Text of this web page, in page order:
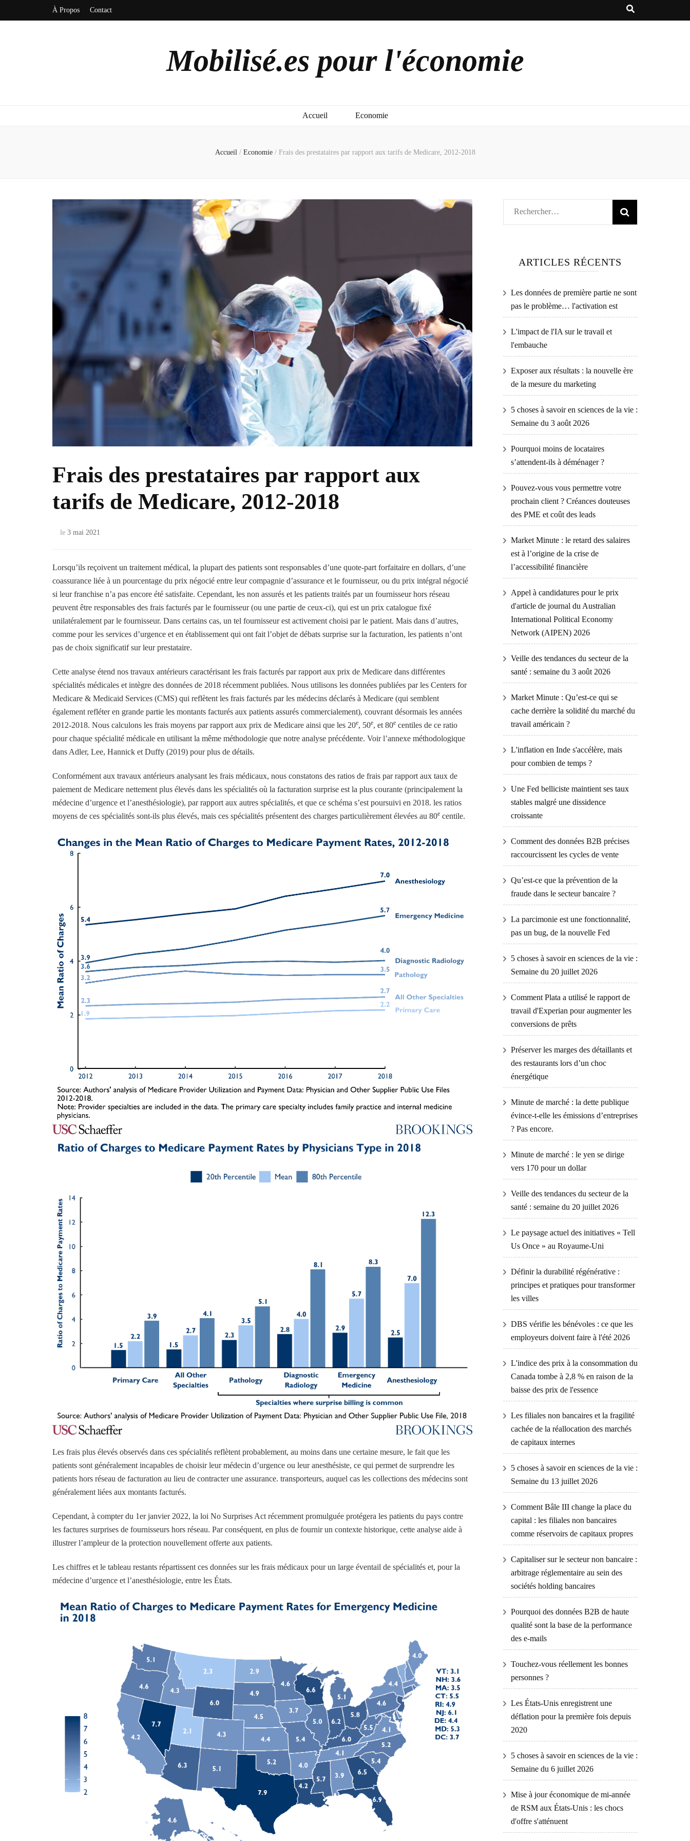
À Propos Contact
Mobilisé.es pour l'économie
Accueil Economie
Accueil / Economie / Frais des prestataires par rapport aux tarifs de Medicare, 2012-2018
Frais des prestataires par rapport aux
tarifs de Medicare, 2012-2018
le 3 mai 2021
Lorsqu’ils reçoivent un traitement médical, la plupart des patients sont responsables d’une quote-part forfaitaire en dollars, d’une
coassurance liée à un pourcentage du prix négocié entre leur compagnie d’assurance et le fournisseur, ou du prix intégral négocié
si leur franchise n’a pas encore été satisfaite. Cependant, les non assurés et les patients traités par un fournisseur hors réseau
peuvent être responsables des frais facturés par le fournisseur (ou une partie de ceux-ci), qui est un prix catalogue fixé
unilatéralement par le fournisseur. Dans certains cas, un tel fournisseur est activement choisi par le patient. Mais dans d’autres,
comme pour les services d’urgence et en établissement qui ont fait l’objet de débats surprise sur la facturation, les patients n’ont
pas de choix significatif sur leur prestataire.
Cette analyse étend nos travaux antérieurs caractérisant les frais facturés par rapport aux prix de Medicare dans différentes
spécialités médicales et intègre des données de 2018 récemment publiées. Nous utilisons les données publiées par les Centers for
Medicare & Medicaid Services (CMS) qui reflètent les frais facturés par les médecins déclarés à Medicare (qui semblent
également refléter en grande partie les montants facturés aux patients assurés commercialement), couvrant désormais les années
2012-2018. Nous calculons les frais moyens par rapport aux prix de Medicare ainsi que les 20e, 50e, et 80e centiles de ce ratio
pour chaque spécialité médicale en utilisant la même méthodologie que notre analyse précédente. Voir l’annexe méthodologique
dans Adler, Lee, Hannick et Duffy (2019) pour plus de détails.
Conformément aux travaux antérieurs analysant les frais médicaux, nous constatons des ratios de frais par rapport aux taux de
paiement de Medicare nettement plus élevés dans les spécialités où la facturation surprise est la plus courante (principalement la
médecine d’urgence et l’anesthésiologie), par rapport aux autres spécialités, et que ce schéma s’est poursuivi en 2018. les ratios
moyens de ces spécialités sont-ils plus élevés, mais ces spécialités présentent des charges particulièrement élevées au 80e centile.
Les frais plus élevés observés dans ces spécialités reflètent probablement, au moins dans une certaine mesure, le fait que les
patients sont généralement incapables de choisir leur médecin d’urgence ou leur anesthésiste, ce qui permet de surprendre les
patients hors réseau de facturation au lieu de contracter une assurance. transporteurs, auquel cas les collections des médecins sont
généralement liées aux montants facturés.
Cependant, à compter du 1er janvier 2022, la loi No Surprises Act récemment promulguée protégera les patients du pays contre
les factures surprises de fournisseurs hors réseau. Par conséquent, en plus de fournir un contexte historique, cette analyse aide à
illustrer l’ampleur de la protection nouvellement offerte aux patients.
Les chiffres et le tableau restants répartissent ces données sur les frais médicaux pour un large éventail de spécialités et, pour la
médecine d’urgence et l’anesthésiologie, entre les États.
Rechercher :
ARTICLES RÉCENTS
Les données de première partie ne sont
pas le problème… l'activation est
L'impact de l'IA sur le travail et
l'embauche
Exposer aux résultats : la nouvelle ère
de la mesure du marketing
5 choses à savoir en sciences de la vie :
Semaine du 3 août 2026
Pourquoi moins de locataires
s’attendent-ils à déménager ?
Pouvez-vous vous permettre votre
prochain client ? Créances douteuses
des PME et coût des leads
Market Minute : le retard des salaires
est à l’origine de la crise de
l’accessibilité financière
Appel à candidatures pour le prix
d'article de journal du Australian
International Political Economy
Network (AIPEN) 2026
Veille des tendances du secteur de la
santé : semaine du 3 août 2026
Market Minute : Qu’est-ce qui se
cache derrière la solidité du marché du
travail américain ?
L'inflation en Inde s'accélère, mais
pour combien de temps ?
Une Fed belliciste maintient ses taux
stables malgré une dissidence
croissante
Comment des données B2B précises
raccourcissent les cycles de vente
Qu’est-ce que la prévention de la
fraude dans le secteur bancaire ?
La parcimonie est une fonctionnalité,
pas un bug, de la nouvelle Fed
5 choses à savoir en sciences de la vie :
Semaine du 20 juillet 2026
Comment Plata a utilisé le rapport de
travail d'Experian pour augmenter les
conversions de prêts
Préserver les marges des détaillants et
des restaurants lors d’un choc
énergétique
Minute de marché : la dette publique
évince-t-elle les émissions d’entreprises
? Pas encore.
Minute de marché : le yen se dirige
vers 170 pour un dollar
Veille des tendances du secteur de la
santé : semaine du 20 juillet 2026
Le paysage actuel des initiatives « Tell
Us Once » au Royaume-Uni
Définir la durabilité régénérative :
principes et pratiques pour transformer
les villes
DBS vérifie les bénévoles : ce que les
employeurs doivent faire à l'été 2026
L'indice des prix à la consommation du
Canada tombe à 2,8 % en raison de la
baisse des prix de l'essence
Les filiales non bancaires et la fragilité
cachée de la réallocation des marchés
de capitaux internes
5 choses à savoir en sciences de la vie :
Semaine du 13 juillet 2026
Comment Bâle III change la place du
capital : les filiales non bancaires
comme réservoirs de capitaux propres
Capitaliser sur le secteur non bancaire :
arbitrage réglementaire au sein des
sociétés holding bancaires
Pourquoi des données B2B de haute
qualité sont la base de la performance
des e-mails
Touchez-vous réellement les bonnes
personnes ?
Les États-Unis enregistrent une
déflation pour la première fois depuis
2020
5 choses à savoir en sciences de la vie :
Semaine du 6 juillet 2026
Mise à jour économique de mi-année
de RSM aux États-Unis : les chocs
d'offre s'atténuent